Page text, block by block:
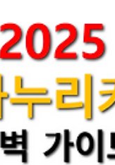
형 온누리상품권은 전용 앱을
등록하고, 해당 카드에 상품권 금
누리상품권입니다. 기존 카드와
하며, 전통시장 및 가맹점에서
주요 혜택 10..